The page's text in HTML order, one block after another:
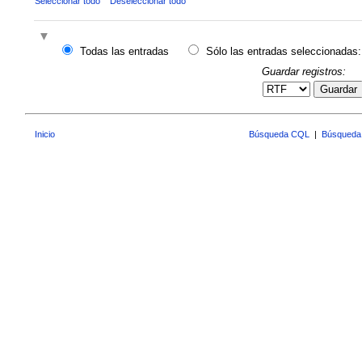
Todas las entradas
Sólo las entradas seleccionadas:
Guardar registros:
Guardar
Inicio Búsqueda CQL